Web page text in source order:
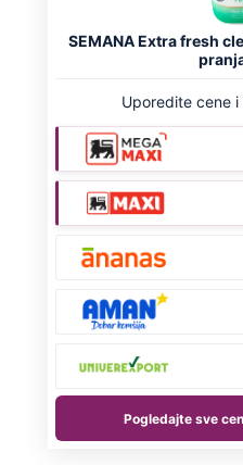
NA VREME SVE
godine: Organizujte
čak četiri slobodna